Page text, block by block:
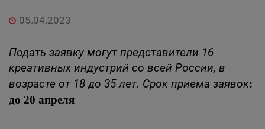
05.04.2023
Подать заявку могут представители 16
креативных индустрий со всей России, в
возрасте от 18 до 35 лет. Срок приема заявок:
до 20 апреля